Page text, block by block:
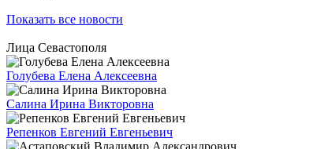
Показать все новости
Лица Севастополя
Голубева Елена Алексеевна
Салина Ирина Викторовна
Репенков Евгений Евгеньевич